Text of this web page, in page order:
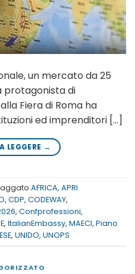
un mercato da 25
protagonista di
Fiera di Roma ha
ed imprenditori […]
LEGGERE →
AFRICA, APRI
, CDP, CODEWAY,
, Confprofessioni,
, ItalianEmbassy, MAECI, Piano
, UNIDO, UNOPS